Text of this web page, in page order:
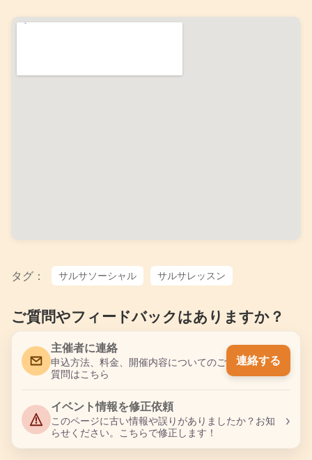
タグ： サルサソーシャル サルサレッスン
ご質問やフィードバックはありますか？
主催者に連絡
申込方法、料金、開催内容についてのご
質問はこちら
連絡する
イベント情報を修正依頼
このページに古い情報や誤りがありましたか？お知
らせください。こちらで修正します！
›